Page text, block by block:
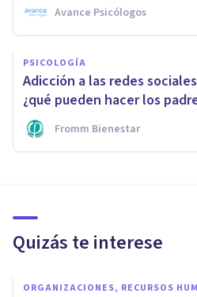
Avance Psicólogos
PSICOLOGÍA
Adicción a las redes
¿qué pueden hacer los
Fromm Bienestar
Quizás te interese
ORGANIZACIONES, RECURSOS